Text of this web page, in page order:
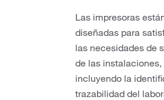
Las impresoras
diseñadas para
las necesidades de
de las instalaciones,
incluyendo la
trazabilidad del